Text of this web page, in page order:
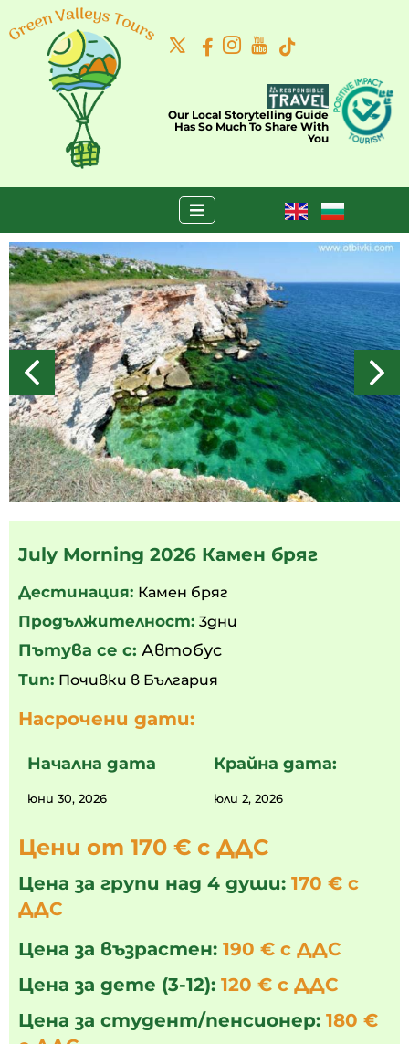
Our Local Storytelling Guide
Has So Much To Share With
You
July Morning 2026 Камен бряг
Дестинация: Камен бряг
Продължителност: 3дни
Пътува се с: Автобус
Тип: Почивки в България
Насрочени дати:
Начална дата
юни 30, 2026
Крайна дата:
юли 2, 2026
Цени от 170 € с ДДС
Цена за групи над 4 души: 170 € с
ДДС
Цена за възрастен: 190 € с ДДС
Цена за дете (3-12): 120 € с ДДС
Цена за студент/пенсионер: 180 €